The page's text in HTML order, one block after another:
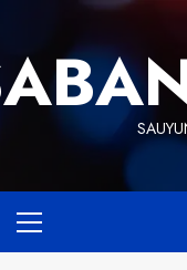
content
Menu